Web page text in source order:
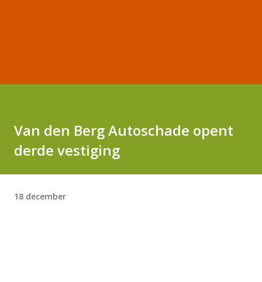
Van den Berg Autoschade opent
derde vestiging
18 december